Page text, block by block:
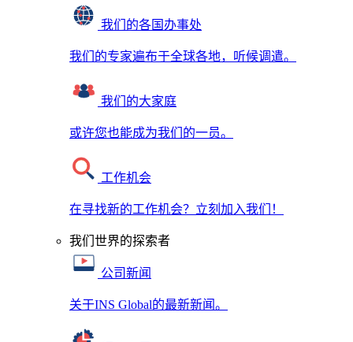
我们的各国办事处
我们的专家遍布于全球各地，听候调遣。
我们的大家庭
或许您也能成为我们的一员。
工作机会
在寻找新的工作机会？立刻加入我们！
我们世界的探索者
公司新闻
关于INS Global的最新新闻。